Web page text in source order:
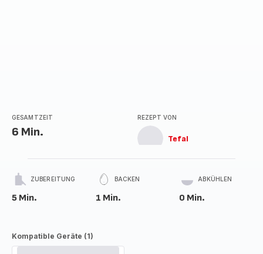
GESAMTZEIT
6 Min.
REZEPT VON
Tefal
ZUBEREITUNG
5 Min.
BACKEN
1 Min.
ABKÜHLEN
0 Min.
Kompatible Geräte (1)